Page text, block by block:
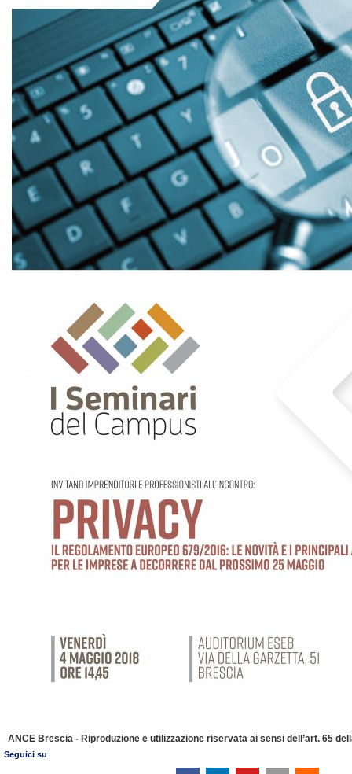
ANCE Brescia - Riproduzione e utilizzazione riservata ai sensi dell’art. 65
Seguici su